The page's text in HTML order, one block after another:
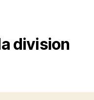
division